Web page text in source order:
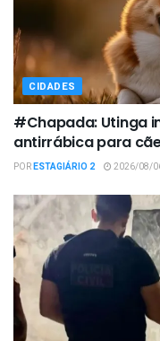
CIDADES
#Chapada: Utinga
antirrábica para
PORESTAGIÁRIO 2 2026/08/